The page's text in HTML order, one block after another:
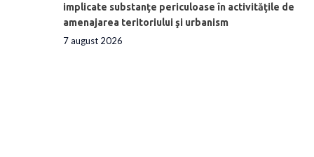
implicate substanţe periculoase în activităţile de
amenajarea teritoriului şi urbanism
7 august 2026